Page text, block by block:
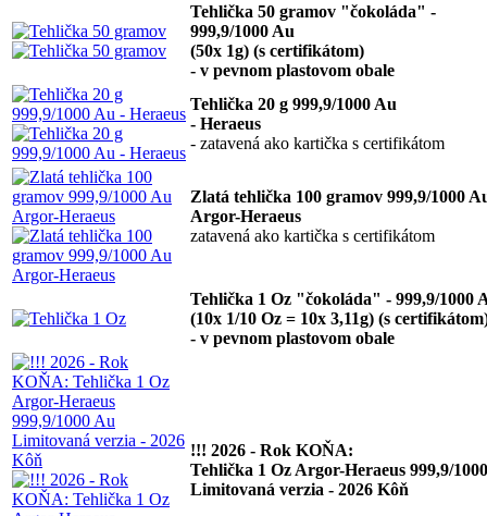
Tehlička 50 gramov "čokoláda" -
999,9/1000 Au
(50x 1g) (s certifikátom)
- v pevnom plastovom obale
Tehlička 20 g 999,9/1000 Au
- Heraeus
- zatavená ako kartička s certifikátom
Zlatá tehlička 100 gramov 999,9/1000
Argor-Heraeus
zatavená ako kartička s certifikátom
Tehlička 1 Oz "čokoláda" - 999,9/1000
(10x 1/10 Oz = 10x 3,11g) (s
- v pevnom plastovom obale
!!! 2026 - Rok KOŇA:
Tehlička 1 Oz Argor-Heraeus 999,9/
Limitovaná verzia - 2026 Kôň